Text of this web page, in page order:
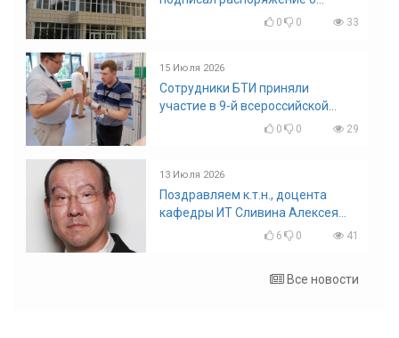
поощрении граждан и трудовых
0 0 33
15 Июля 2026
Сотрудники БТИ приняли
участие в 9-й всероссийской
конференции по задачам со
0 0 29
13 Июля 2026
Поздравляем к.т.н., доцента
кафедры ИТ Сливина Алексея
Николаевича с юбилеем!
6 0 41
Все новости